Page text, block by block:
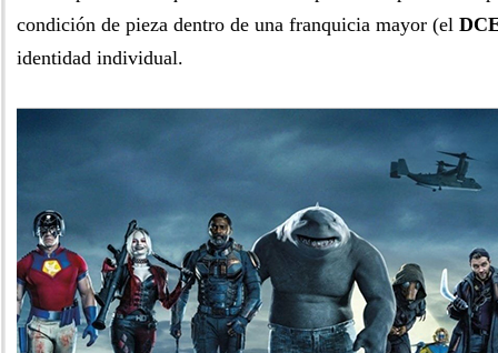
condición de pieza dentro de una franquicia mayor (el
identidad individual.